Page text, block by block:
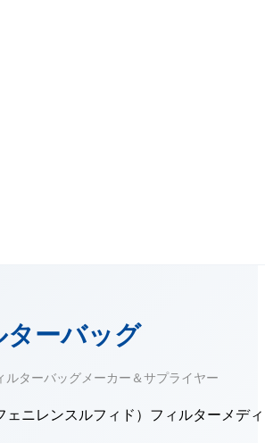
ターバッグ
ルターバッグメーカー＆サプライヤー
ェニレンスルフィド）フィルターメデ